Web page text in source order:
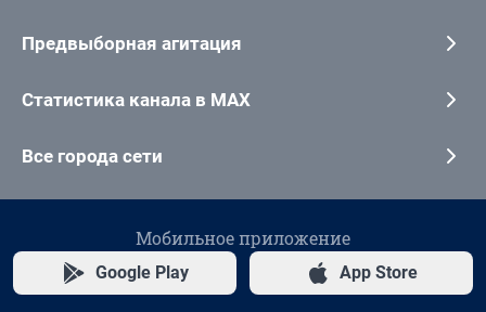
Предвыборная агитация
Статистика канала в MAX
Все города сети
Мобильное приложение
Google Play App Store